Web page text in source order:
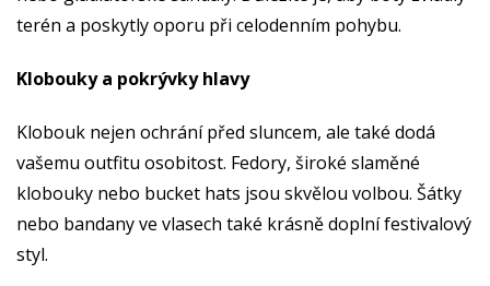
terén a poskytly oporu při celodenním pohybu.
Klobouky a pokrývky hlavy
Klobouk nejen ochrání před sluncem, ale také dodá
vašemu outfitu osobitost. Fedory, široké slaměné
klobouky nebo bucket hats jsou skvělou volbou. Šátky
nebo bandany ve vlasech také krásně doplní festivalový
styl.